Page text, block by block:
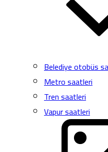
Belediye otobüs
Metro saatleri
Tren saatleri
Vapur saatleri